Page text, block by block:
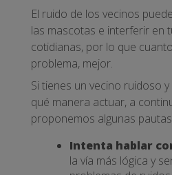
El ruido de los vecinos
las mascotas e interferir en
cotidianas, por lo que
problema, mejor.
Si tienes un vecino ruidoso
qué manera actuar, a
proponemos algunas
Intenta hablar
la vía más lógica y